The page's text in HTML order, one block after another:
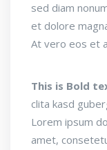
sed diam
et dolore
At vero eos et
This is Bold
clita kasd
Lorem ipsum
amet,